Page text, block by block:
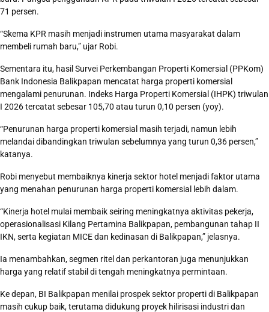
71 persen.
“Skema KPR masih menjadi instrumen utama masyarakat dalam
membeli rumah baru,” ujar Robi.
Sementara itu, hasil Survei Perkembangan Properti Komersial (PPKom)
Bank Indonesia Balikpapan mencatat harga properti komersial
mengalami penurunan. Indeks Harga Properti Komersial (IHPK) triwulan
I 2026 tercatat sebesar 105,70 atau turun 0,10 persen (yoy).
“Penurunan harga properti komersial masih terjadi, namun lebih
melandai dibandingkan triwulan sebelumnya yang turun 0,36 persen,”
katanya.
Robi menyebut membaiknya kinerja sektor hotel menjadi faktor utama
yang menahan penurunan harga properti komersial lebih dalam.
“Kinerja hotel mulai membaik seiring meningkatnya aktivitas pekerja,
operasionalisasi Kilang Pertamina Balikpapan, pembangunan tahap II
IKN, serta kegiatan MICE dan kedinasan di Balikpapan,” jelasnya.
Ia menambahkan, segmen ritel dan perkantoran juga menunjukkan
harga yang relatif stabil di tengah meningkatnya permintaan.
Ke depan, BI Balikpapan menilai prospek sektor properti di Balikpapan
masih cukup baik, terutama didukung proyek hilirisasi industri dan